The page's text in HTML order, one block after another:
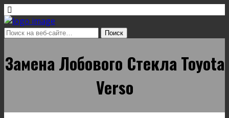
Замена Лобового Стекла Toyota
Verso